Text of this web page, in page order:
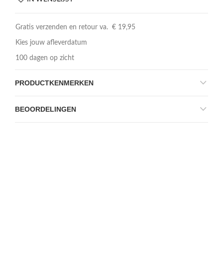
Gratis verzenden en retour va. € 19,95
Kies jouw afleverdatum
100 dagen op zicht
PRODUCTKENMERKEN
BEOORDELINGEN